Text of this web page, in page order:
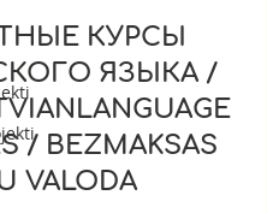
КУРСЫ
ЯЗЫКА /
/ BEZMAKSAS
VALODA